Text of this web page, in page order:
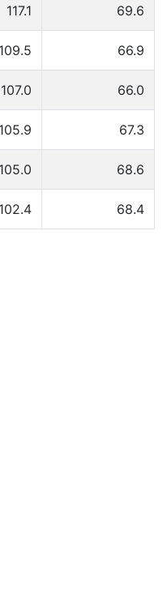
117.1 69.6
109.5 66.9
107.0 66.0
105.9 67.3
105.0 68.6
102.4 68.4